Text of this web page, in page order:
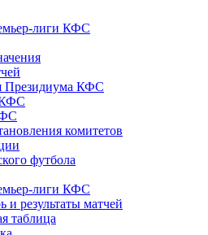
лиги КФС
Президиума КФС
комитетов
футбола
лиги КФС
и результаты матчей
таблица